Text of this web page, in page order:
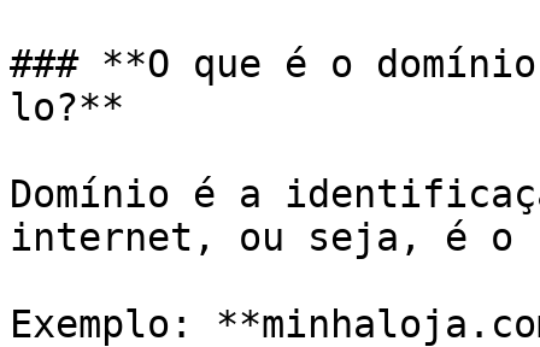
### **O que é o
lo?**
Domínio é a
internet, ou seja, é o
Exemplo: